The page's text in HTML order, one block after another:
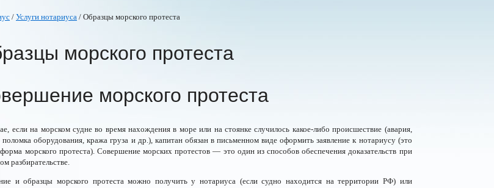
/ Услуги нотариуса / Образцы морского протеста
морского протеста
морского протеста
если на морском судне во время нахождения в море или на стоянке случилось какое-либо происшествие (авария,
оборудования, кража груза и др.), капитан обязан в письменном виде оформить заявление к нотариусу (это
морского протеста). Совершение морских протестов — это один из способов обеспечения доказательств при
разбирательстве.
и образцы морского протеста можно получить у нотариуса (если судно находится на территории РФ) или